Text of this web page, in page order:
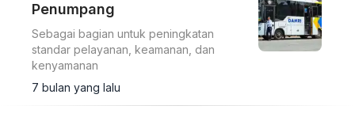
Penumpang
Sebagai bagian untuk peningkatan
standar pelayanan, keamanan, dan
kenyamanan
7 bulan yang lalu